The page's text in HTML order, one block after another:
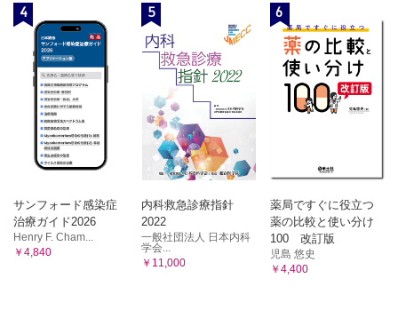
(13)水なしで飲むことができる口腔内崩壊錠（OD錠）を噛み砕いて
飲んでもよいですか?
(14)脱水の場合，血圧は上がりますか，それとも下がりますか?
(15)脈拍数の増加（頻脈）や低下（徐脈）をきたしやすい薬剤はあり
ますか?
(16)心肺蘇生を行う場合，意識がないことを確認し，AED（自動体外
式除細動器）を用意したらさっそく心肺蘇生を開始すればよいですか?
意思確認書その1―急変時での対応
意思確認書その2―終末期での対応
意思確認書その3―心肺停止状態での対応
施設・在宅に暮らす高齢者が病院搬送後に亡くなったら
看取りは自然死へのサポート行為
「終末期より手前の時期」の対応を決めておこう
家族の意向に沿ったブレない姿勢が求められている
終末期に移行しつつある人をどう拾い上げるか
終末期にみられる症状・所見・時間的変化
第5章 高齢者医療の未来
高齢者の背景・病態に合わせた対応―肺炎の場合
高齢者の背景・病態に合わせた対応―糖尿病の場合
4
サンフォード感染症
治療ガイド2026
Henry F. Cham...
￥4,840
5
内科救急診療指針
2022
一般社団法人 日本内科
学会...
￥11,000
6
薬局ですぐに役立つ
薬の比較と使い分け
100 改訂版
児島 悠史
￥4,400